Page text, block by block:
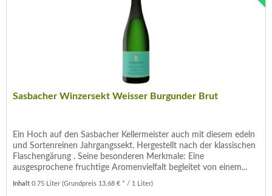
Sasbacher Winzersekt Weisser Burgunder Brut
Ein Hoch auf den Sasbacher Kellermeister auch mit diesem edeln
und Sortenreinen Jahrgangssekt. Hergestellt nach der klassischen
Flaschengärung . Seine besonderen Merkmale: Eine
ausgesprochene fruchtige Aromenvielfalt begleitet von einem...
Inhalt0.75 Liter(Grundpreis 13,68 € * / 1 Liter)